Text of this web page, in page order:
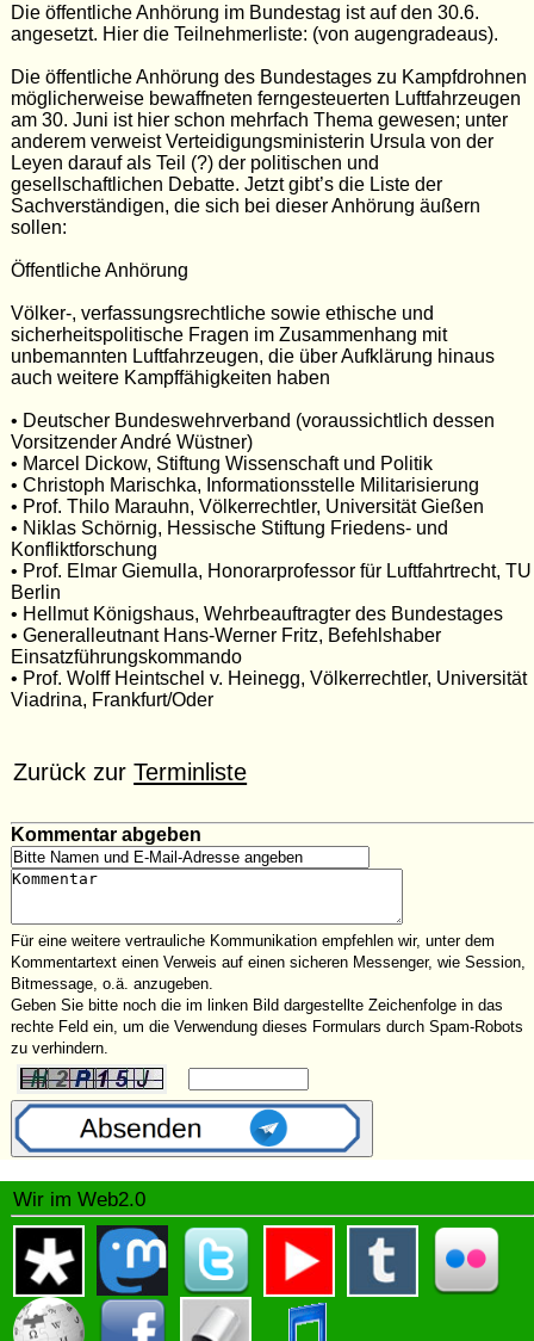
Die öffentliche Anhörung im Bundestag ist auf den 30.6.
angesetzt. Hier die Teilnehmerliste: (von augengradeaus).
Die öffentliche Anhörung des Bundestages zu Kampfdrohnen
möglicherweise bewaffneten ferngesteuerten Luftfahrzeugen
am 30. Juni ist hier schon mehrfach Thema gewesen; unter
anderem verweist Verteidigungsministerin Ursula von der
Leyen darauf als Teil (?) der politischen und
gesellschaftlichen Debatte. Jetzt gibt’s die Liste der
Sachverständigen, die sich bei dieser Anhörung äußern
sollen:
Öffentliche Anhörung
Völker-, verfassungsrechtliche sowie ethische und
sicherheitspolitische Fragen im Zusammenhang mit
unbemannten Luftfahrzeugen, die über Aufklärung hinaus
auch weitere Kampffähigkeiten haben
• Deutscher Bundeswehrverband (voraussichtlich dessen
Vorsitzender André Wüstner)
• Marcel Dickow, Stiftung Wissenschaft und Politik
• Christoph Marischka, Informationsstelle Militarisierung
• Prof. Thilo Marauhn, Völkerrechtler, Universität Gießen
• Niklas Schörnig, Hessische Stiftung Friedens- und
Konfliktforschung
• Prof. Elmar Giemulla, Honorarprofessor für Luftfahrtrecht, TU
Berlin
• Hellmut Königshaus, Wehrbeauftragter des Bundestages
• Generalleutnant Hans-Werner Fritz, Befehlshaber
Einsatzführungskommando
• Prof. Wolff Heintschel v. Heinegg, Völkerrechtler, Universität
Viadrina, Frankfurt/Oder
Zurück zurTerminliste
Kommentar abgeben
Für eine weitere vertrauliche Kommunikation empfehlen wir, unter dem
Kommentartext einen Verweis auf einen sicheren Messenger, wie Session,
Bitmessage, o.ä. anzugeben.
Geben Sie bitte noch die im linken Bild dargestellte Zeichenfolge in das
rechte Feld ein, um die Verwendung dieses Formulars durch Spam-Robots
zu verhindern.
Wir im Web2.0